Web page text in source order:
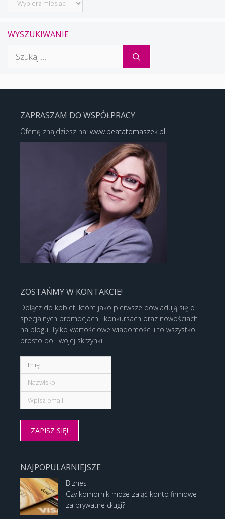
WYSZUKIWANIE
ZAPRASZAM DO WSPÓŁPRACY
Ofertę znajdziesz na: www.beatatomaszek.pl
ZOSTAŃMY W KONTAKCIE!
Dołącz do kobiet, które jako pierwsze dowiadują się o
specjalnych promocjach i konkursach oraz nowościach
na blogu. Tylko wartościowe wiadomości i to wszystko
prosto do Twojej skrzynki!
NAJPOPULARNIEJSZE
Biznes
Czy komornik może zająć konto firmowe
za prywatne długi?